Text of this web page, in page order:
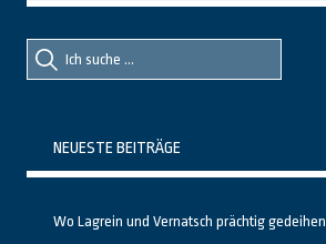
Suche
nach::
Suche
nach:
NEUESTE BEITRÄGE
Wo Lagrein und Vernatsch prächtig gedeihen